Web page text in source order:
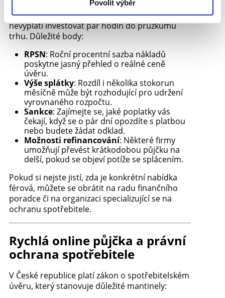
Povolit výběr
Než podepíšete smlouvu, zvažte, zda se
nevyplatí investovat pár hodin do průzkumu
trhu. Důležité body:
RPSN: Roční procentní sazba nákladů
poskytne jasný přehled o reálné ceně
úvěru.
Výše splátky: Rozdíl i několika stokorun
měsíčně může být rozhodující pro udržení
vyrovnaného rozpočtu.
Sankce: Zajímejte se, jaké poplatky vás
čekají, když se o pár dní opozdíte s platbou
nebo budete žádat odklad.
Možnosti refinancování: Některé firmy
umožňují převést krátkodobou půjčku na
delší, pokud se objeví potíže se splácením.
Pokud si nejste jistí, zda je konkrétní nabídka
férová, můžete se obrátit na radu finančního
poradce či na organizaci specializující se na
ochranu spotřebitele.
Rychlá online půjčka a právní
ochrana spotřebitele
V České republice platí zákon o spotřebitelském
úvěru, který stanovuje důležité mantinely: